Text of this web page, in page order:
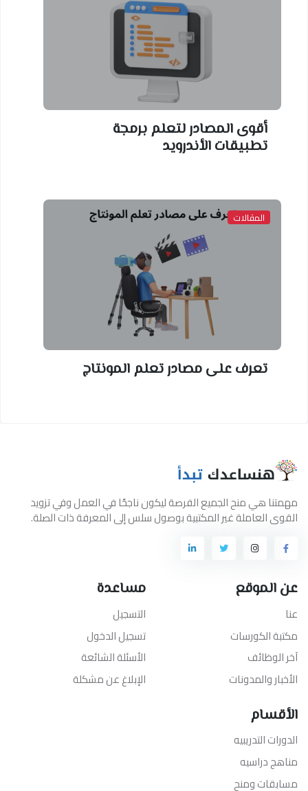
أقوى المصادر لتعلم برمجة
تطبيقات الأندرويد
المقالات
تعرف على مصادر تعلم المونتاج
مهمتنا هي منح الجميع الفرصة ليكون ناجحًا في العمل وفي تزويد
القوى العاملة غير المكتبية بوصول سلس إلى المعرفة ذات الصلة.
عن الموقع
عنا
مكتبة الكورسات
آخر الوظائف
الأخبار والمدونات
مساعدة
التسجيل
تسجيل الدخول
الأسئلة الشائعة
الإبلاغ عن مشكلة
الأقسام
الدورات التدريبيه
مناهج دراسيه
مسابقات ومنح